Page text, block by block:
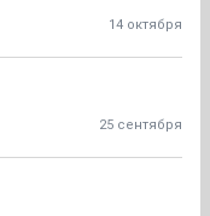
14 октября
25 сентября